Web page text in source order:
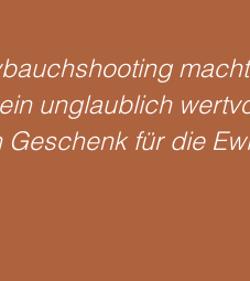
unglaublich
Geschenk für die